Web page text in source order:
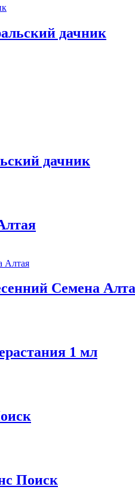
дачник
дачник
Семена
1 мл
Поиск